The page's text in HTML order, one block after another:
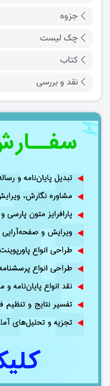
جزوه
چک لیست
کتاب
نقد و بررسی